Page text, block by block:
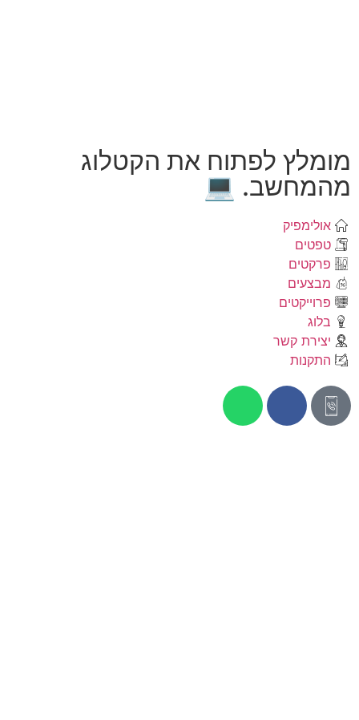
מומלץ לפתוח את הקטלוג
מהמחשב. 💻
אולימפיק
טפטים
פרקטים
מבצעים
פרוייקטים
בלוג
יצירת קשר
התקנות